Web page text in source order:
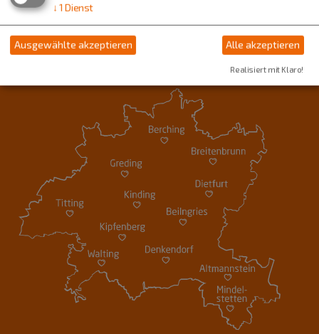
↓ 1 Dienst
Ausgewählte akzeptieren Alle akzeptieren
Realisiert mit Klaro!